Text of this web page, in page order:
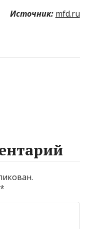
Источник: mfd.ru
*